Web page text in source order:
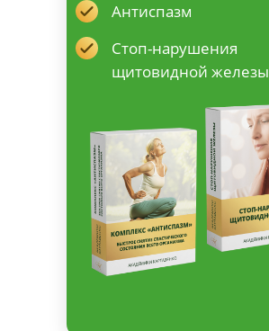
Стоп-нарушения
щитовидной железы
Антиспазм